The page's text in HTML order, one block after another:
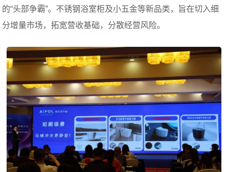
的“头部争霸”。不锈钢浴室柜及小五金等新品类，旨在切入细
分增量市场，拓宽营收基础，分散经营风险。